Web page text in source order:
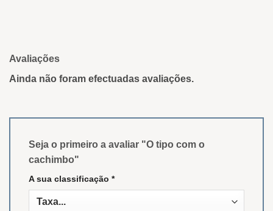
Avaliações
Ainda não foram efectuadas avaliações.
Seja o primeiro a avaliar "O tipo com o
cachimbo"
A sua classificação *